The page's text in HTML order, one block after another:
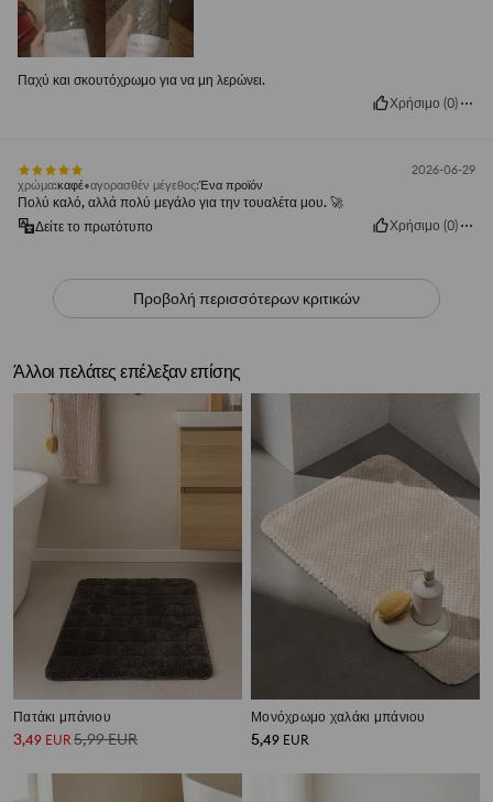
Παχύ και σκουτόχρωμο για να μη λερώνει.
Χρήσιμο (0)
2026-06-29
χρώμα:καφέ αγορασθέν μέγεθος:Ένα προϊόν
Πολύ καλό, αλλά πολύ μεγάλο για την τουαλέτα μου. 🚀
Δείτε το πρωτότυπο
Χρήσιμο (0)
Προβολή περισσότερων κριτικών
Άλλοι πελάτες επέλεξαν επίσης
Πατάκι μπάνιου
3,49 EUR5,99EUR
Μονόχρωμο χαλάκι μπάνιου
5,49 EUR